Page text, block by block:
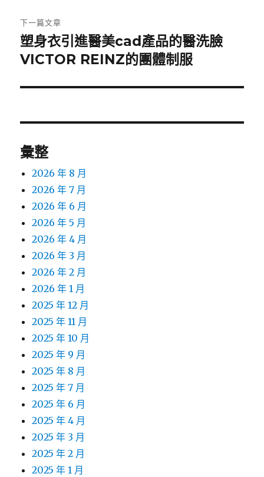
章:
下一篇文章
下
一
文
塑身衣引進醫美cad產品的醫洗臉
VICTOR REINZ的團體制服
彙整
2026 年 8 月
2026 年 7 月
2026 年 6 月
2026 年 5 月
2026 年 4 月
2026 年 3 月
2026 年 2 月
2026 年 1 月
2025 年 12 月
2025 年 11 月
2025 年 10 月
2025 年 9 月
2025 年 8 月
2025 年 7 月
2025 年 6 月
2025 年 4 月
2025 年 3 月
2025 年 2 月
2025 年 1 月